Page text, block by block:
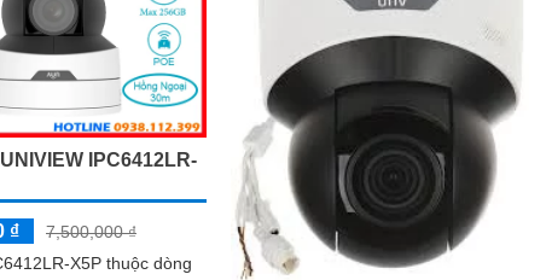
IPC6412LR-
₫
7,500,000 ₫
X5P thuộc dòng